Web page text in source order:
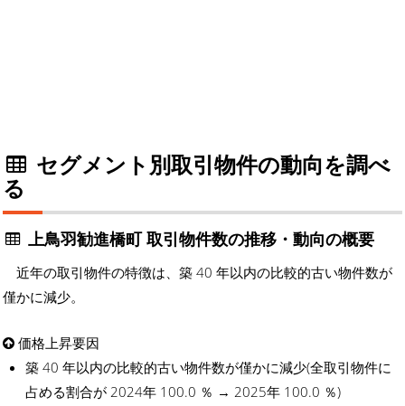
セグメント別取引物件の動向を調べ
る
上鳥羽勧進橋町 取引物件数の推移・動向の概要
近年の取引物件の特徴は、築 40 年以内の比較的古い物件数が
僅かに減少。
価格上昇要因
築 40 年以内の比較的古い物件数が僅かに減少(全取引物件に
占める割合が 2024年 100.0 ％ → 2025年 100.0 ％)